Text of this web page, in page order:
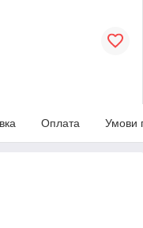
Оплата Умови